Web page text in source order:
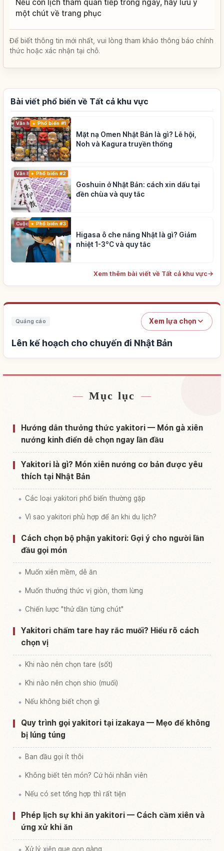
Nếu còn lịch tham quan tiếp trong ngày, hãy lưu ý
một chút về trang phục
Để biết thông tin mới nhất, vui lòng tham khảo thông báo chính
thức hoặc xác nhận tại chỗ.
Bài viết phổ biến về Tất cả khu vực
Văn hóa truyền thống
Phổ biến #1
Mặt nạ Omen Nhật Bản là gì? Lễ hội,
Noh và Kagura truyền thống
Văn hóa truyền thống
Phổ biến #2
Goshuin ở Nhật Bản: cách xin dấu tại
đền chùa và quy tắc
Cuộc sốngPhổ biến #3
Higasa ô che nắng Nhật là gì? Giảm
nhiệt 1-3°C và quy tắc
Xem thêm bài viết về Tất cả khu vực→
Quảng cáo Xem lựa chọn
Lên kế hoạch cho chuyến đi Nhật Bản
Tìm chỗ ở gần Nhật Bản
Tìm trải nghiệm tại Nhật Bản↗
Mục lục
Hướng dẫn thưởng thức yakitori — Món gà xiên
nướng kinh điển dễ chọn ngay lần đầu
Yakitori là gì? Món xiên nướng cơ bản được yêu
thích tại Nhật Bản
Các loại yakitori phổ biến thường gặp
Vì sao yakitori phù hợp để ăn khi du lịch?
Cách chọn bộ phận yakitori: Gợi ý cho người lần
đầu gọi món
Muốn xiên mềm, dễ ăn
Muốn thưởng thức vị giòn, thơm lừng
Chiến lược "thử dần từng chút"
Yakitori chấm tare hay rắc muối? Hiểu rõ cách
chọn vị
Khi nào nên chọn tare (sốt)
Khi nào nên chọn shio (muối)
Nếu không biết chọn gì
Quy trình gọi yakitori tại izakaya — Mẹo để không
bị lúng túng
Ban đầu gọi ít thôi
Không biết tên món? Cứ hỏi nhân viên
Nếu có set tổng hợp thì rất tiện
Phép lịch sự khi ăn yakitori — Cách cầm xiên và
ứng xử khi ăn
Xử lý xiên que gọn gàng